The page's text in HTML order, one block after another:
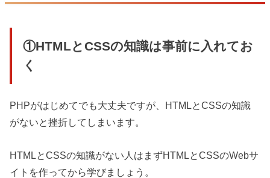
①HTMLとCSSの知識は事前に入れてお
く
PHPがはじめてでも大丈夫ですが、HTMLとCSSの知識
がないと挫折してしまいます。
HTMLとCSSの知識がない人はまずHTMLとCSSのWebサ
イトを作ってから学びましょう。